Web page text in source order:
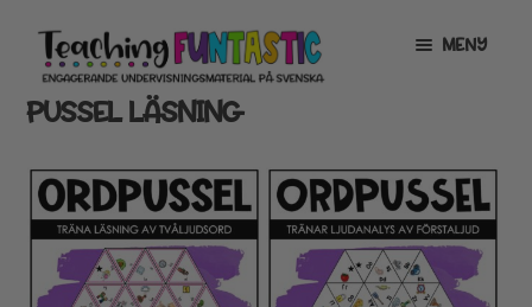
Hoppa
till
navigering
Gå
till
innehåll
MENY
INFO
MITT KONTO
GRATISMATERIAL
EXPANDERA
UNDERMENY
BUTIK
PUSSEL LÄSNING